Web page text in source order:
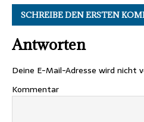
SCHREIBE DEN ERSTEN
Antworten
Deine E-Mail-Adresse wird nicht
Kommentar